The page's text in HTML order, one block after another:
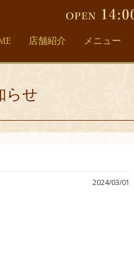
店舗紹介 メニュー
らせ
2024/03/01